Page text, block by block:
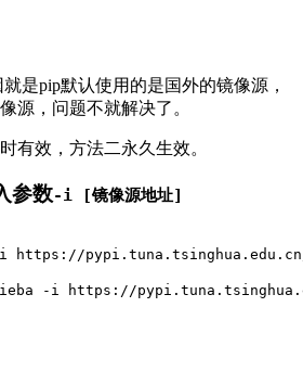
是pip默认使用的是国外的镜像源，
源，问题不就解决了。
有效，方法二永久生效。
参数-i [镜像源地址]
-i https://